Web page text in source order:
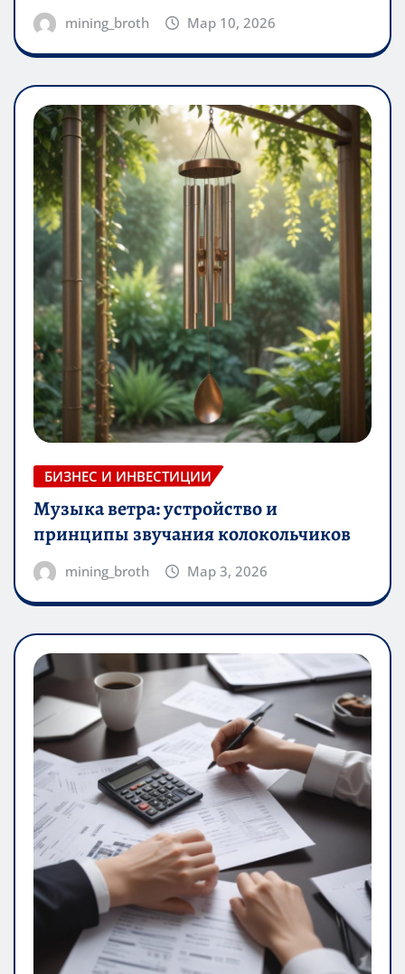
mining_broth Мар 10, 2026
БИЗНЕС И ИНВЕСТИЦИИ
Музыка ветра: устройство и
принципы звучания колокольчиков
mining_broth Мар 3, 2026